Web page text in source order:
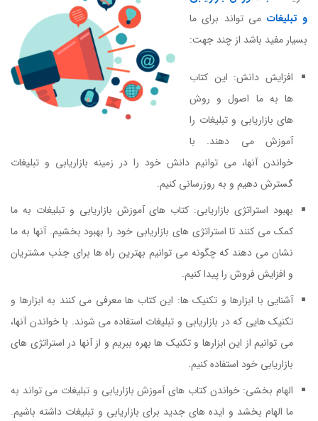
و تبلیغات می تواند برای ما
بسیار مفید باشد از چند جهت:
افزایش دانش: این کتاب
ها به ما اصول و روش
های بازاریابی و تبلیغات را
آموزش می دهند. با
خواندن آنها، می توانیم دانش خود را در زمینه بازاریابی و تبلیغات
گسترش دهیم و به روزرسانی کنیم.
بهبود استراتژی بازاریابی: کتاب های آموزش بازاریابی و تبلیغات به ما
کمک می کنند تا استراتژی های بازاریابی خود را بهبود بخشیم. آنها به ما
نشان می دهند که چگونه می توانیم بهترین راه ها برای جذب مشتریان
و افزایش فروش را پیدا کنیم.
آشنایی با ابزارها و تکنیک ها: این کتاب ها معرفی می کنند به ابزارها و
تکنیک هایی که در بازاریابی و تبلیغات استفاده می شوند. با خواندن آنها،
می توانیم از این ابزارها و تکنیک ها بهره ببریم و از آنها در استراتژی های
بازاریابی خود استفاده کنیم.
الهام بخشی: خواندن کتاب های آموزش بازاریابی و تبلیغات می تواند به
ما الهام بخشد و ایده های جدید برای بازاریابی و تبلیغات داشته باشیم.